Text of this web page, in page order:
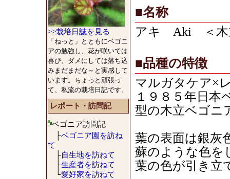
>>栽培日誌を見る
「ねっと」とともにベゴニ
アの勉強し、花が咲いては
喜び、ダメにしては落ち込
みまだまだな～と実感して
います。ちょっと頑張っ
て、私流の栽培日記です。
レポート・訪問記
ベゴニア訪問記
├ベゴニア園を訪ね
て
├自生地を訪ねて
├生産者を訪ねて
└愛好家を訪ねて
■名称
アキ Aki ＜木
■品種の特徴
マルガタケア×
１９８５年日本
型の木立ベゴニ
葉の表面は銀灰
蘇のような色を
葉の色が引き立